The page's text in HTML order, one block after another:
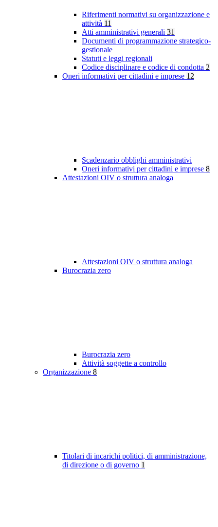
Riferimenti normativi su organizzazione e
attività 11
Atti amministrativi generali 31
Documenti di programmazione strategico-
gestionale
Statuti e leggi regionali
Codice disciplinare e codice di condotta 2
Oneri informativi per cittadini e imprese 12
Scadenzario obblighi amministrativi
Oneri informativi per cittadini e imprese 8
Attestazioni OIV o struttura analoga
Attestazioni OIV o struttura analoga
Burocrazia zero
Burocrazia zero
Attività soggette a controllo
Organizzazione 8
Titolari di incarichi politici, di amministrazione,
di direzione o di governo 1